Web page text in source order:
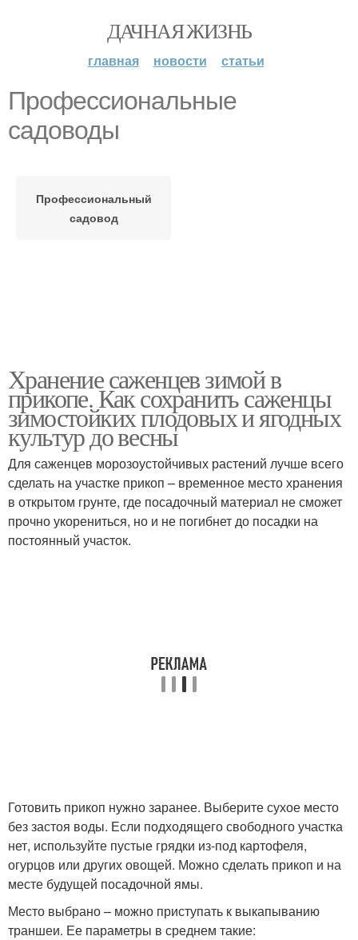
ДАЧНАЯ ЖИЗНЬ
главная новости статьи
Профессиональные
садоводы
Профессиональный
садовод
Хранение саженцев зимой в
прикопе. Как сохранить саженцы
зимостойких плодовых и ягодных
культур до весны
Для саженцев морозоустойчивых растений лучше всего
сделать на участке прикоп – временное место хранения
в открытом грунте, где посадочный материал не сможет
прочно укорениться, но и не погибнет до посадки на
постоянный участок.
Готовить прикоп нужно заранее. Выберите сухое место
без застоя воды. Если подходящего свободного участка
нет, используйте пустые грядки из-под картофеля,
огурцов или других овощей. Можно сделать прикоп и на
месте будущей посадочной ямы.
Место выбрано – можно приступать к выкапыванию
траншеи. Ее параметры в среднем такие: